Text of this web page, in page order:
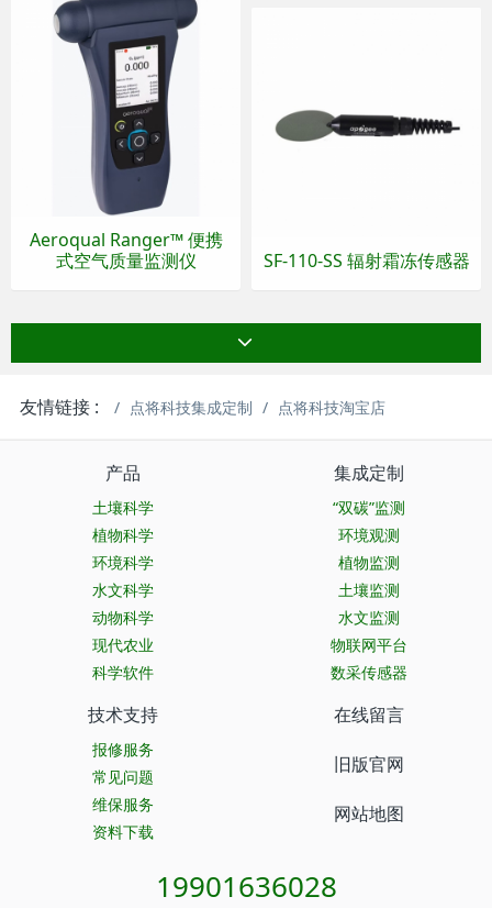
Aeroqual Ranger™ 便携
式空气质量监测仪
SF-110-SS 辐射霜冻传感器
友情链接 : 点将科技集成定制 点将科技淘宝店
产品
土壤科学
植物科学
环境科学
水文科学
动物科学
现代农业
科学软件
集成定制
“双碳”监测
环境观测
植物监测
土壤监测
水文监测
物联网平台
数采传感器
技术支持
报修服务
常见问题
维保服务
资料下载
在线留言
旧版官网
网站地图
19901636028